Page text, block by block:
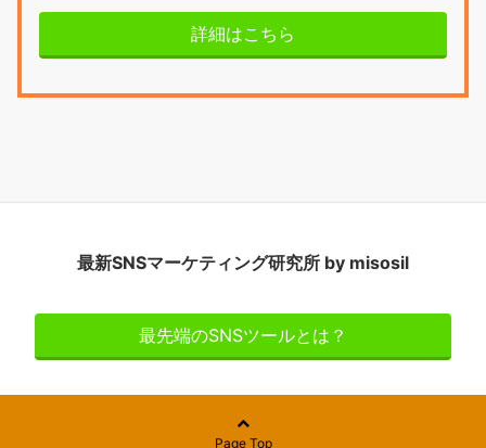
詳細はこちら
最新SNSマーケティング研究所 by misosil
最先端のSNSツールとは？
Page Top